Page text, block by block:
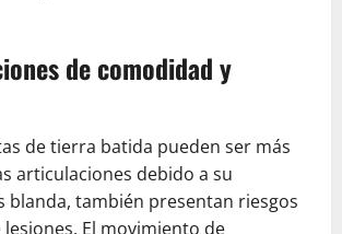
de comodidad y
de tierra batida pueden ser más
articulaciones debido a su
blanda, también presentan riesgos
lesiones. El movimiento de